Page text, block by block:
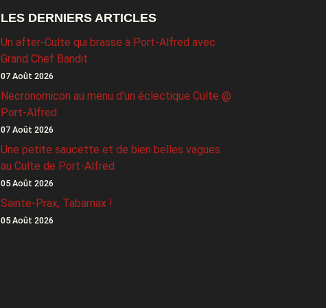
LES DERNIERS ARTICLES
Un after-Culte qui brasse à Port-Alfred avec
Grand Chef Bandit
07 Août 2026
Necronomicon au menu d’un éclectique Culte @
Port-Alfred
07 Août 2026
Une petite saucette et de bien belles vagues
au Culte de Port-Alfred
05 Août 2026
Sainte-Prax, Tabarnax !
05 Août 2026